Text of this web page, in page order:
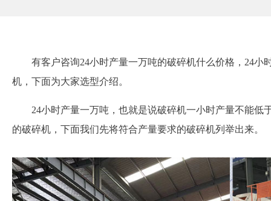
有客户咨询24小时产量一万吨的破碎机什么价格，24小
机，下面为大家选型介绍。
24小时产量一万吨，也就是说破碎机一小时产量不能低
的破碎机，下面我们先将符合产量要求的破碎机列举出来。